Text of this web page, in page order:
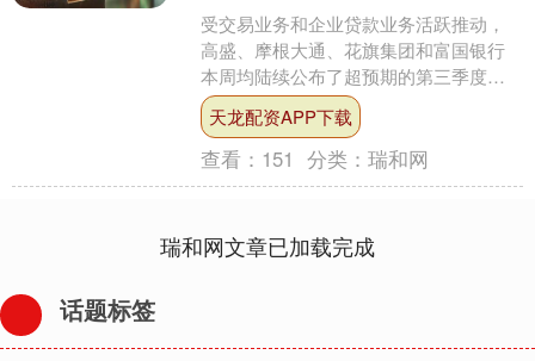
受交易业务和企业贷款业务活跃推动，
高盛、摩根大通、花旗集团和富国银行
本周均陆续公布了超预期的第三季度收
入和利润。但在近期私募信贷市场持续
爆雷的情况下，部分大行C....
天龙配资APP下载
查看： 151 分类：瑞和网
瑞和网文章已加载完成
话题标签